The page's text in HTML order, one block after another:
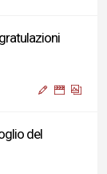
del